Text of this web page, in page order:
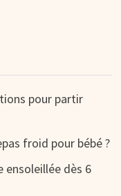
pour partir
froid pour bébé ?
ensoleillée dès 6